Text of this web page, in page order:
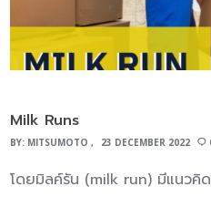
สูง ทนต่ออุณหภูมิสูง และอัตร
เส้นใยคาร์บอนจึงเป็นวัสดุที่ได้
การบินและวิศวกรรมอวกาศ กา
กับเส้นใยชนิดอื่น อาทิ เส้นใยแก้
Milk Runs
BY: MITSUMOTO 23 DECEMBER 2022
โดยมิลค์รัน (milk run) มีแนวคิ